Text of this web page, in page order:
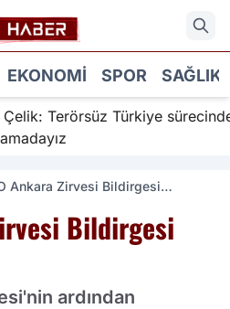
EKONOMI SPOR SAĞLIK
Terörsüz Türkiye sürecinde
Ankara Zirvesi Bildirgesi
Bildirgesi
ardından